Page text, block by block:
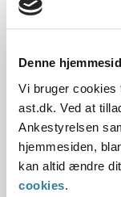
Denne
Vi bruger cookies
ast.dk. Ved at
Ankestyrelsen
hjemmesiden,
kan altid ændre
cookies.
fast mellem to
osteoporose og et
Love:
Sagsfremstilling:
Afgørelse: